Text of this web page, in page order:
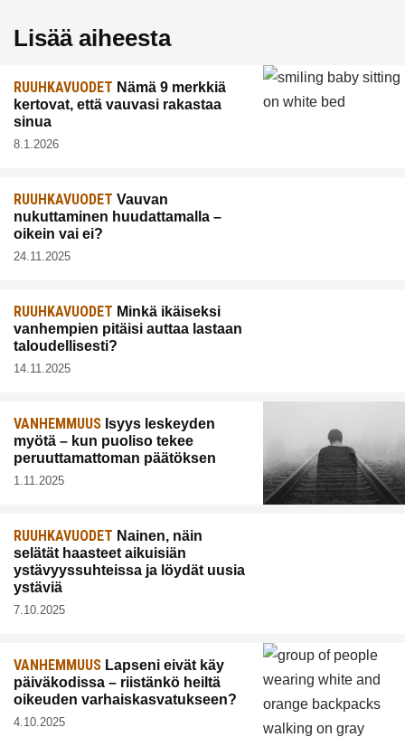
Lisää aiheesta
RUUHKAVUODET Nämä 9 merkkiä
kertovat, että vauvasi rakastaa
sinua
8.1.2026
RUUHKAVUODET Vauvan
nukuttaminen huudattamalla –
oikein vai ei?
24.11.2025
RUUHKAVUODET Minkä ikäiseksi
vanhempien pitäisi auttaa lastaan
taloudellisesti?
14.11.2025
VANHEMMUUS Isyys leskeyden
myötä – kun puoliso tekee
peruuttamattoman päätöksen
1.11.2025
RUUHKAVUODET Nainen, näin
selätät haasteet aikuisiän
ystävyyssuhteissa ja löydät uusia
ystäviä
7.10.2025
VANHEMMUUS Lapseni eivät käy
päiväkodissa – riistänkö heiltä
oikeuden varhaiskasvatukseen?
4.10.2025